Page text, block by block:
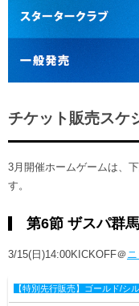
横浜FCスポーツクラブ
ニッパツ横浜FCシー
ゲームスチュワード
学生インターンシップ
オリジナルビール
アカデミースタッフ
フェニックスクラブ
あしながドリーム基金
チケット販売スケ
3月開催ホームゲームは、
す。
第6節 ザスパ群馬
3/15(日)14:00KICKOFF＠
【特別先行販売】ゴールド/シ